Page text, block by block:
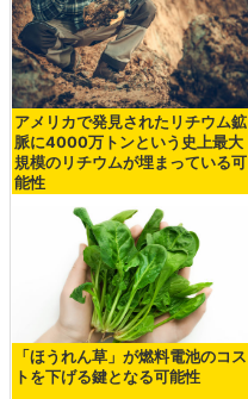
アメリカで発見されたリチウム鉱
脈に4000万トンという史上最大
規模のリチウムが埋まっている可
能性
「ほうれん草」が燃料電池のコス
トを下げる鍵となる可能性